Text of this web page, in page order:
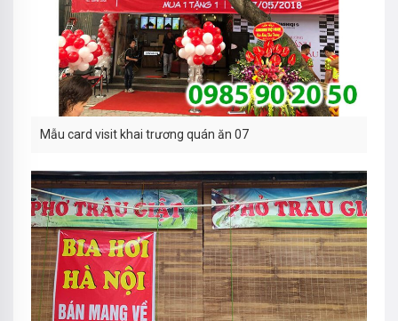
Mẫu card visit khai trương quán ăn 07